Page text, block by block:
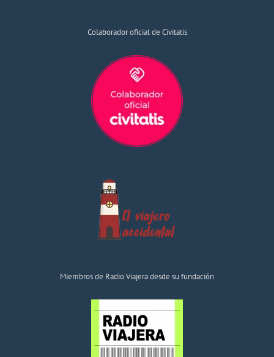
Colaborador oficial de Civitatis
Miembros de Radio Viajera desde su fundación